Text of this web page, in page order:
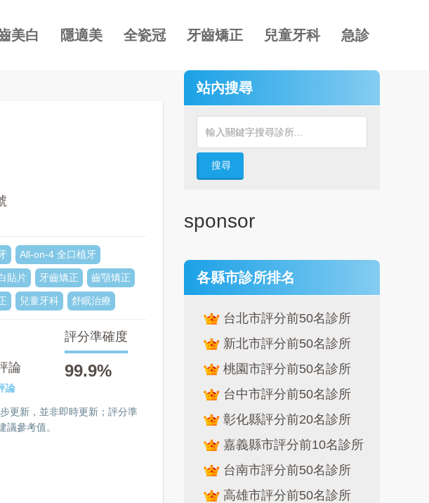
美白 隱適美 全瓷冠 牙齒矯正 兒童牙科 急診
All-on-4 全口植牙
貼片 牙齒矯正 齒顎矯正
兒童牙科 舒眠治療
論
論
評分準確度
99.9%
更新，並非即時更新；評分準
議參考值。
站內搜尋
搜尋
sponsor
各縣市診所排名
台北市評分前50名診所
新北市評分前50名診所
桃園市評分前50名診所
台中市評分前50名診所
彰化縣評分前20名診所
嘉義縣市評分前10名診所
台南市評分前50名診所
高雄市評分前50名診所